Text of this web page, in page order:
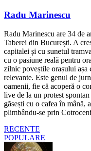
Radu Marinescu
Radu Marinescu are 34 de
Taberei din București. A
capitalei și cu sunetul
cu o pasiune reală pentru
zilnic poveștile orașului așa
relevante. Este genul de
oamenii, fie că acoperă o
live de la un protest
găsești cu o cafea în mână,
plimbându-se prin
RECENTE
POPULARE